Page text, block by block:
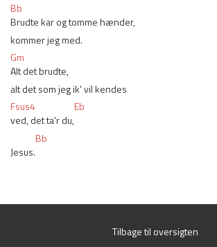
Bb
Brudte kar og tomme hænder,
kommer jeg med.
Gm
Alt det brudte,
alt det som jeg ik' vil kendes
Fsus4
Eb
ved, det ta'r du,
Bb
Jesus.
Tilbage til oversigten